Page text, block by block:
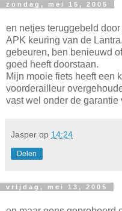
zondag, mei 15, 2005
en netjes teruggebeld
APK keuring van de
gebeuren, ben benieuwd
goed heeft doorstaan.
Mijn mooie fiets heeft een
voorderailleur
vast wel onder de garantie
Jasper op 14:24
Delen
vrijdag, mei 13, 2005